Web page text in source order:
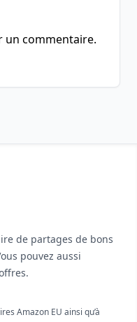
un commentaire.
de partages de bons
pouvez aussi
Amazon EU ainsi qu’à